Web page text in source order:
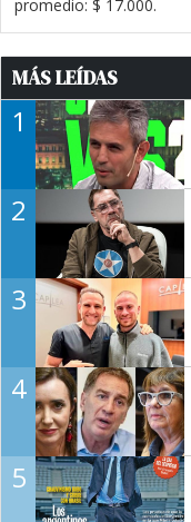
promedio: $ 17.000.
MÁS LEÍDAS
1
2
3
4
5